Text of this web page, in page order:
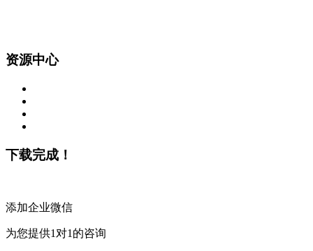
资源中心
下载完成！
添加企业微信
为您提供1对1的咨询